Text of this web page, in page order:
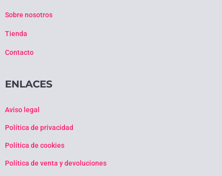
Sobre nosotros
Tienda
Contacto
ENLACES
Aviso legal
Política de privacidad
Política de cookies
Política de venta y devoluciones